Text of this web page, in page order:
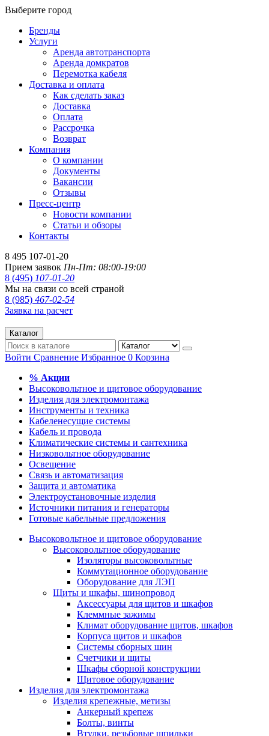
Выберите город
Бренды
Услуги
Аренда автотранспорта
Аренда домкратов
Перемотка кабеля
Доставка и оплата
Как сделать заказ
Доставка
Оплата
Рассрочка
Возврат
Компания
О компании
Документы
Вакансии
Отзывы
Пресс-центр
Новости компании
Статьи и обзоры
Контакты
8 495 107-01-20
Прием заявок Пн-Пт: 08:00-19:00
8 (495) 107-01-20
Мы на связи со всей страной
8 (985) 467-02-54
Заявка на расчет
Каталог
Войти Сравнение Избранное 0 Корзина
% Акции
Высоковольтное и щитовое оборудование
Изделия для электромонтажа
Инструменты и техника
Кабеленесущие системы
Кабель и провода
Климатические системы и сантехника
Низковольтное оборудование
Освещение
Связь и автоматизация
Защита и автоматика
Электроустановочные изделия
Источники питания и генераторы
Готовые кабельные предложения
Высоковольтное и щитовое оборудование
Высоковольтное оборудование
Изоляторы высоковольтные
Коммутационное оборудование
Оборудование для ЛЭП
Щиты и шкафы, шинопровод
Аксессуары для щитов и шкафов
Клеммные зажимы
Климат оборудование щитов, шкафов
Корпуса щитов и шкафов
Системы сборных шин
Счетчики и щиты
Шкафы сборной конструкции
Щитовое оборудование
Изделия для электромонтажа
Изделия крепежные, метизы
Анкерный крепеж
Болты, винты
Втулки, резьбовые шпильки